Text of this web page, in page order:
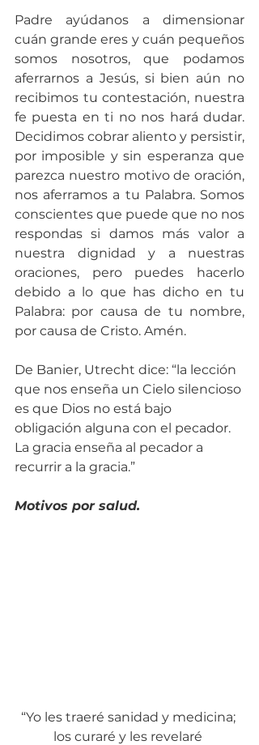
Padre ayúdanos a dimensionar
cuán grande eres y cuán pequeños
somos nosotros, que podamos
aferrarnos a Jesús, si bien aún no
recibimos tu contestación, nuestra
fe puesta en ti no nos hará dudar.
Decidimos cobrar aliento y persistir,
por imposible y sin esperanza que
parezca nuestro motivo de oración,
nos aferramos a tu Palabra. Somos
conscientes que puede que no nos
respondas si damos más valor a
nuestra dignidad y a nuestras
oraciones, pero puedes hacerlo
debido a lo que has dicho en tu
Palabra: por causa de tu nombre,
por causa de Cristo. Amén.
De Banier, Utrecht dice: “la lección
que nos enseña un Cielo silencioso
es que Dios no está bajo
obligación alguna con el pecador.
La gracia enseña al pecador a
recurrir a la gracia.”
Motivos por salud.
“Yo les traeré sanidad y medicina;
los curaré y les revelaré